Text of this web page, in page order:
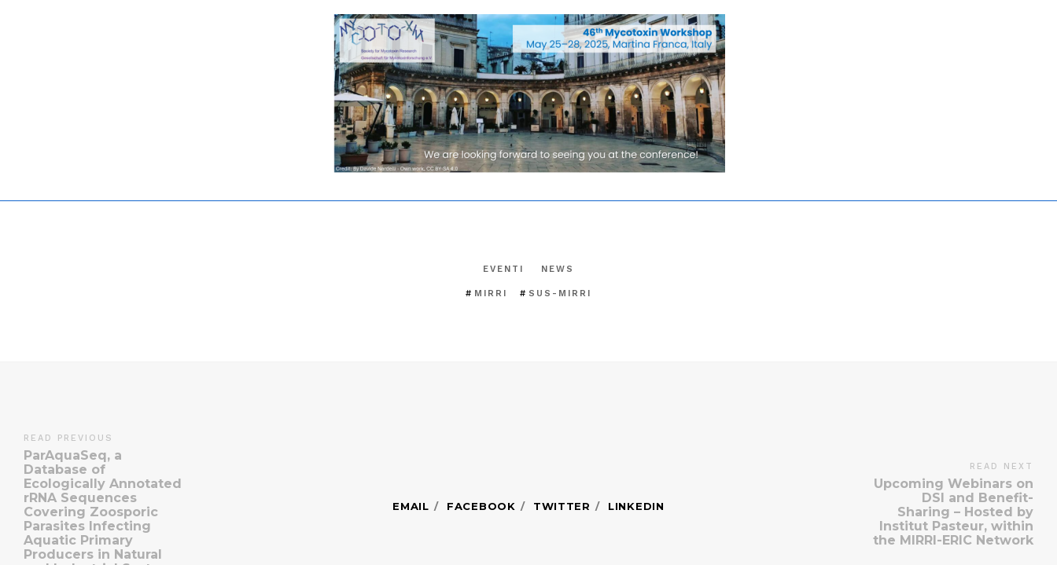
EVENTI NEWS
MIRRI SUS-MIRRI
READ PREVIOUS
ParAquaSeq, a
Database of
Ecologically Annotated
rRNA Sequences
Covering Zoosporic
Parasites Infecting
Aquatic Primary
Producers in Natural
EMAIL FACEBOOK TWITTER LINKEDIN
READ NEXT
Upcoming Webinars on
DSI and Benefit-
Sharing – Hosted by
Institut Pasteur, within
the MIRRI-ERIC Network